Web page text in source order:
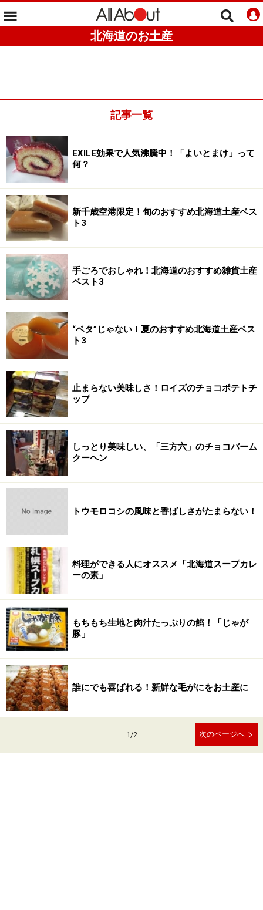
北海道のお土産
記事一覧
EXILE効果で人気沸騰中！「よいとまけ」って
何？
新千歳空港限定！旬のおすすめ北海道土産ベス
ト3
手ごろでおしゃれ！北海道のおすすめ雑貨土産
ベスト3
“ベタ”じゃない！夏のおすすめ北海道土産ベス
ト3
止まらない美味しさ！ロイズのチョコポテトチ
ップ
しっとり美味しい、「三方六」のチョコバーム
クーヘン
トウモロコシの風味と香ばしさがたまらない！
料理ができる人にオススメ「北海道スープカレ
ーの素」
もちもち生地と肉汁たっぷりの餡！「じゃが
豚」
誰にでも喜ばれる！新鮮な毛がにをお土産に
1/2 次のページへ